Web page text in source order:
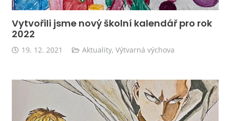
Vytvořili jsme nový školní kalendář pro rok
2022
19. 12. 2021 Aktuality,Výtvarná výchova